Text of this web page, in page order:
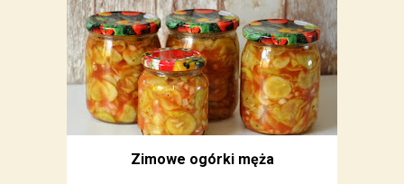
Zimowe ogórki męża